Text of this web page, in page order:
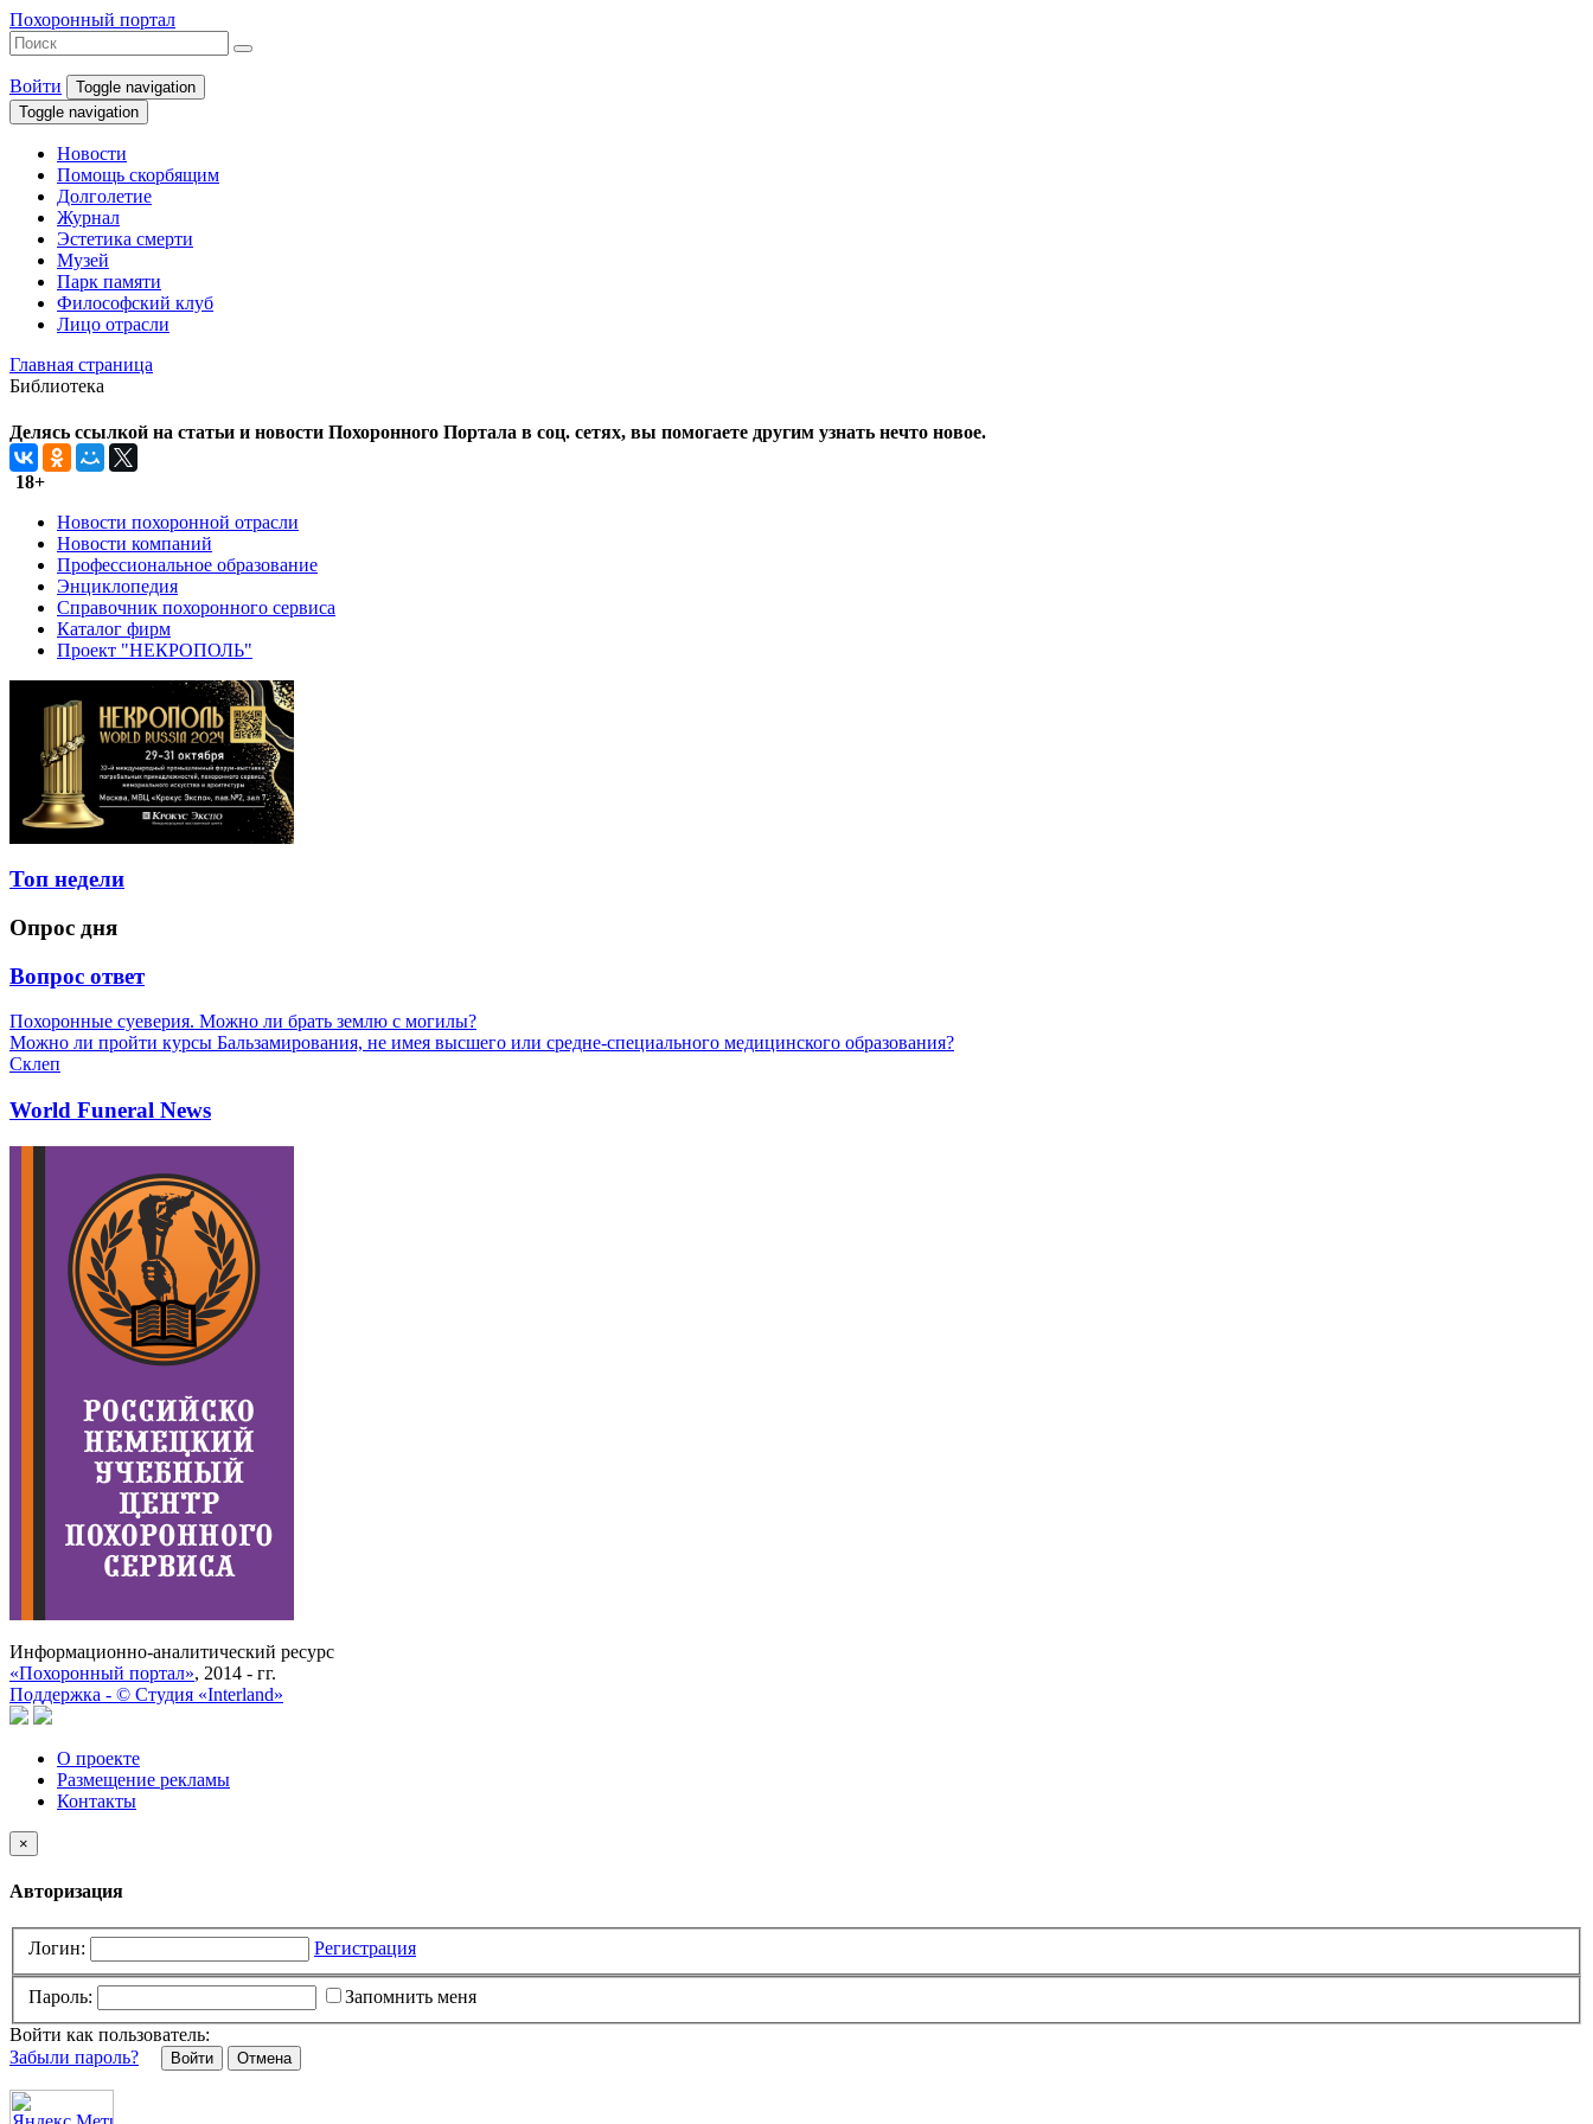
Похоронный портал
Войти
Toggle navigation
Toggle navigation
Новости
Помощь скорбящим
Долголетие
Журнал
Эстетика смерти
Музей
Парк памяти
Философский клуб
Лицо отрасли
Главная страница
Библиотека
Делясь ссылкой на статьи и новости Похоронного Портала в соц. сетях, вы помогаете другим узнать нечто новое.
18+
Новости похоронной отрасли
Новости компаний
Профессиональное образование
Энциклопедия
Справочник похоронного сервиса
Каталог фирм
Проект "НЕКРОПОЛЬ"
Топ недели
Опрос дня
Вопрос ответ
Похоронные суеверия. Можно ли брать землю с могилы?
Можно ли пройти курсы Бальзамирования, не имея высшего или средне-специального медицинского образования?
Склеп
World Funeral News
Информационно-аналитический ресурс
«Похоронный портал», 2014 - гг.
Поддержка - © Cтудия «Interland»
О проекте
Размещение рекламы
Контакты
×
Авторизация
Логин: Регистрация
Пароль:
Запомнить меня
Войти как пользователь:
Забыли пароль?
Отмена